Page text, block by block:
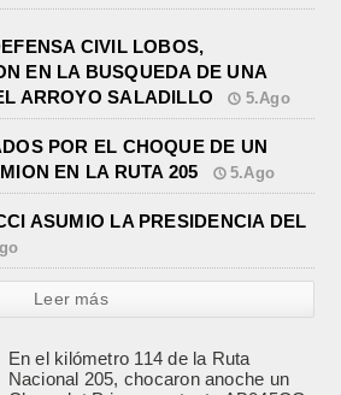
CIVIL LOBOS,
EN LA BUSQUEDA DE UNA
ARROYO SALADILLO
5.Ago
POR EL CHOQUE DE UN
EN LA RUTA 205
5.Ago
ASUMIO LA PRESIDENCIA DEL
Leer más
JEREMIAS COCCI ASUMIO LA
PRESIDENCIA DEL ROTARY